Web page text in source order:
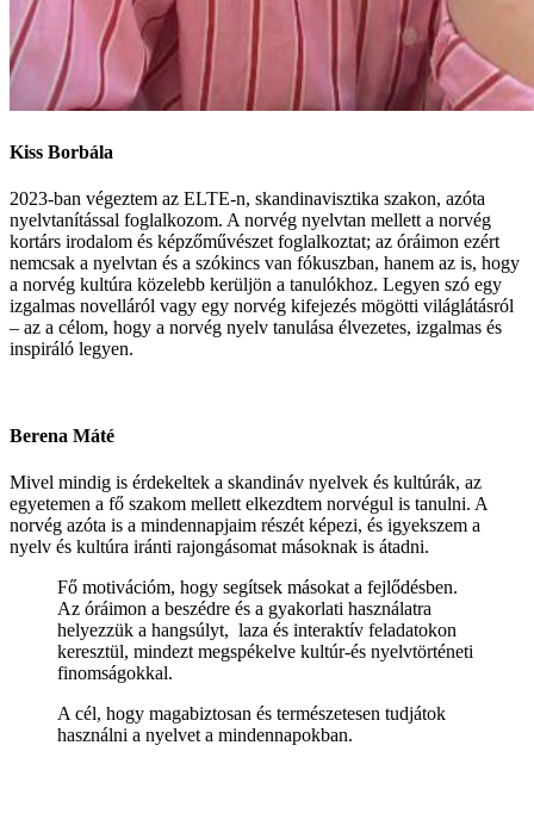
Kiss Borbála
2023-ban végeztem az ELTE-n, skandinavisztika szakon, azóta
nyelvtanítással foglalkozom. A norvég nyelvtan mellett a norvég
kortárs irodalom és képzőművészet foglalkoztat; az óráimon ezért
nemcsak a nyelvtan és a szókincs van fókuszban, hanem az is, hogy
a norvég kultúra közelebb kerüljön a tanulókhoz. Legyen szó egy
izgalmas novelláról vagy egy norvég kifejezés mögötti világlátásról
– az a célom, hogy a norvég nyelv tanulása élvezetes, izgalmas és
inspiráló legyen.
Berena Máté
Mivel mindig is érdekeltek a skandináv nyelvek és kultúrák, az
egyetemen a fő szakom mellett elkezdtem norvégul is tanulni. A
norvég azóta is a mindennapjaim részét képezi, és igyekszem a
nyelv és kultúra iránti rajongásomat másoknak is átadni.
Fő motivációm, hogy segítsek másokat a fejlődésben.
Az óráimon a beszédre és a gyakorlati használatra
helyezzük a hangsúlyt, laza és interaktív feladatokon
keresztül, mindezt megspékelve kultúr-és nyelvtörténeti
finomságokkal.
A cél, hogy magabiztosan és természetesen tudjátok
használni a nyelvet a mindennapokban.